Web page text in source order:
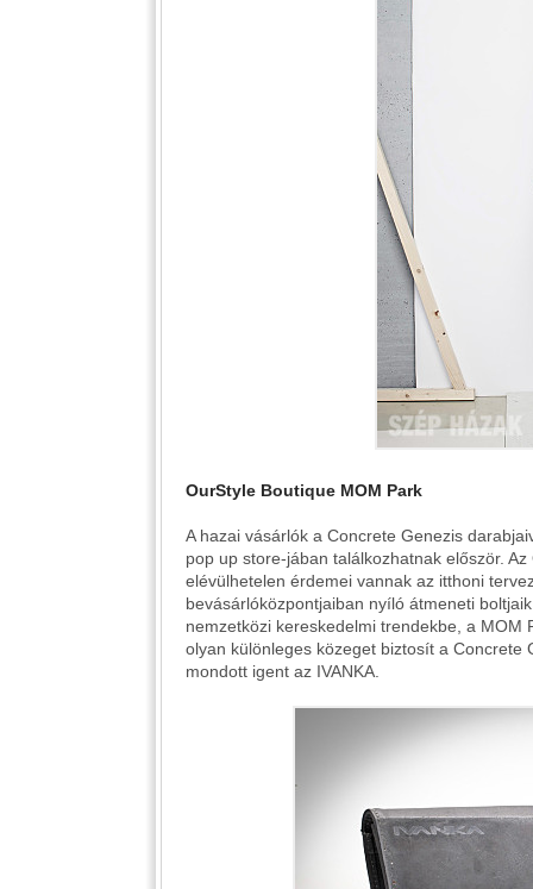
OurStyle Boutique MOM Park
A hazai vásárlók a Concrete Genezis
pop up store-jában találkozhatnak először.
elévülhetelen érdemei vannak az itthoni
bevásárlóközpontjaiban nyíló átmeneti
nemzetközi kereskedelmi trendekbe, a
olyan különleges közeget biztosít a
mondott igent az IVANKA.